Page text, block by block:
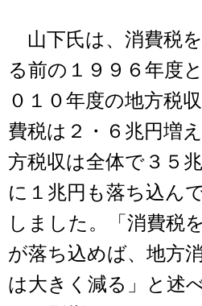
山下氏は、消費税
る前の１９９６年度
０１０年度の地方税
費税は２・６兆円増
方税収は全体で３５
に１兆円も落ち込ん
しました。「消費税
が落ち込めば、地方
は大きく減る」と述